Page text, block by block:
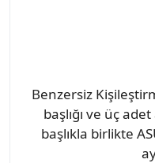
Benzersiz
başlığı ve üç
başlıkla birlikte